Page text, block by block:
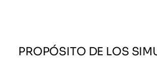
PROPÓSITO DE LOS